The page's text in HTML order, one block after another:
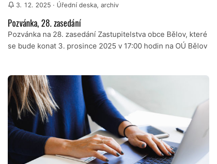
3. 12. 2025 · Úřední deska, archiv
Pozvánka, 28. zasedání
Pozvánka na 28. zasedání Zastupitelstva obce Bělov, které
se bude konat 3. prosince 2025 v 17:00 hodin na OÚ Bělov